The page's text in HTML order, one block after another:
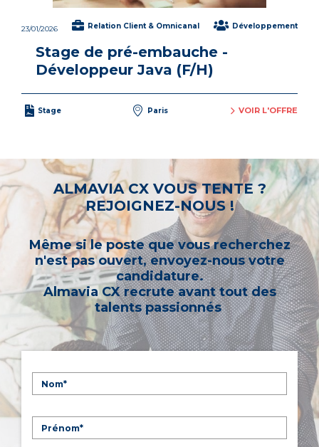
23/01/2026 Relation Client & Omnicanal Développement
Stage de pré-embauche -
Développeur Java (F/H)
Stage Paris VOIR L'OFFRE
ALMAVIA CX VOUS TENTE ?
REJOIGNEZ-NOUS !
Même si le poste que vous recherchez
n'est pas ouvert, envoyez-nous votre
candidature.
Almavia CX recrute avant tout des
talents passionnés